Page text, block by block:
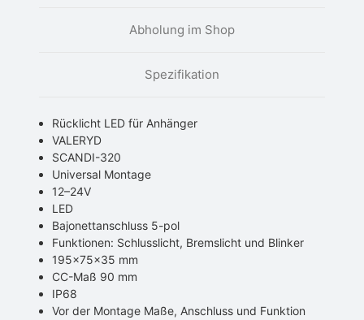
Abholung im Shop
Spezifikation
Rücklicht LED für Anhänger
VALERYD
SCANDI-320
Universal Montage
12–24V
LED
Bajonettanschluss 5-pol
Funktionen: Schlusslicht, Bremslicht und Blinker
195x75x35 mm
CC-Maß 90 mm
IP68
Vor der Montage Maße, Anschluss und Funktion